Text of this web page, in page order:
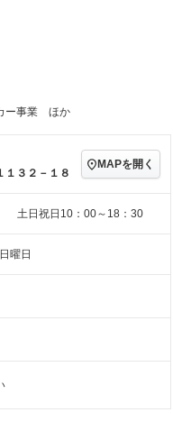
装備略号／用語解説
バックカメラ
ローダウン
ベンチシート
－ 電動格納サードシート
ー事業 ほか
１３２－１８
MAPを開く
土日祝日10：00～18：30
曜日